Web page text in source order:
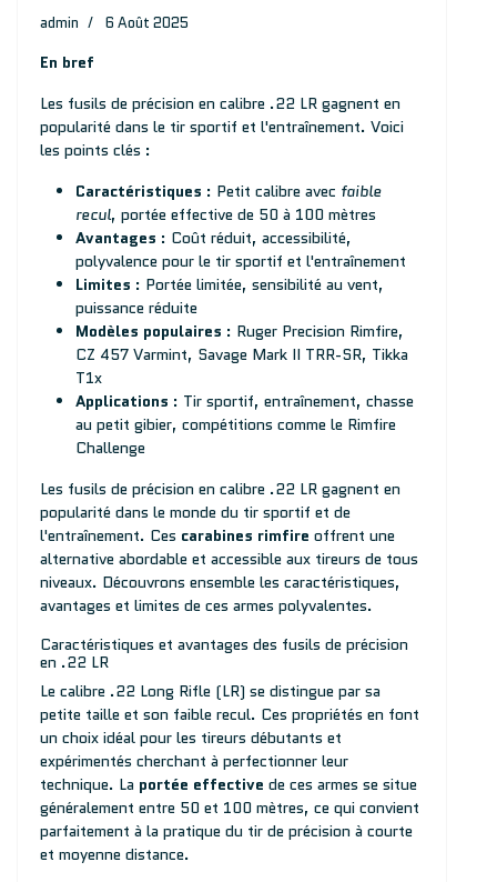
admin 6 Août 2025
En bref
Les fusils de précision en calibre .22 LR gagnent en
popularité dans le tir sportif et l'entraînement. Voici
les points clés :
Caractéristiques : Petit calibre avec faible
recul, portée effective de 50 à 100 mètres
Avantages : Coût réduit, accessibilité,
polyvalence pour le tir sportif et l'entraînement
Limites : Portée limitée, sensibilité au vent,
puissance réduite
Modèles populaires : Ruger Precision Rimfire,
CZ 457 Varmint, Savage Mark II TRR-SR, Tikka
T1x
Applications : Tir sportif, entraînement, chasse
au petit gibier, compétitions comme le Rimfire
Challenge
Les fusils de précision en calibre .22 LR gagnent en
popularité dans le monde du tir sportif et de
l'entraînement. Ces carabines rimfire offrent une
alternative abordable et accessible aux tireurs de tous
niveaux. Découvrons ensemble les caractéristiques,
avantages et limites de ces armes polyvalentes.
Caractéristiques et avantages des fusils de précision
en .22 LR
Le calibre .22 Long Rifle (LR) se distingue par sa
petite taille et son faible recul. Ces propriétés en font
un choix idéal pour les tireurs débutants et
expérimentés cherchant à perfectionner leur
technique. La portée effective de ces armes se situe
généralement entre 50 et 100 mètres, ce qui convient
parfaitement à la pratique du tir de précision à courte
et moyenne distance.